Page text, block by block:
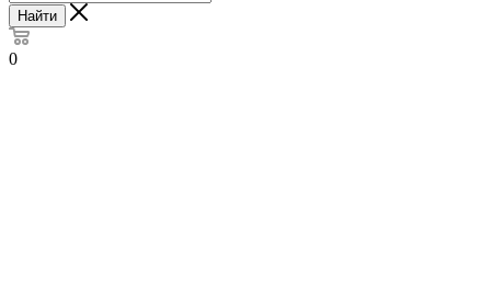
Найти
0